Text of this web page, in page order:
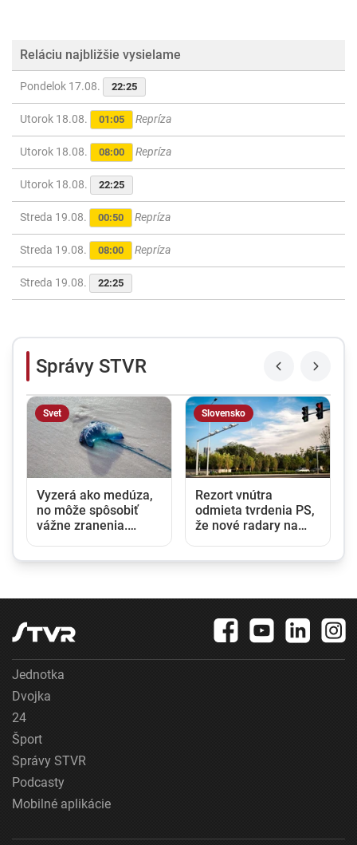
Reláciu najbližšie vysielame
Pondelok 17.08. 22:25
Utorok 18.08. 01:05 Repríza
Utorok 18.08. 08:00 Repríza
Utorok 18.08. 22:25
Streda 19.08. 00:50 Repríza
Streda 19.08. 08:00 Repríza
Streda 19.08. 22:25
Správy STVR
Svet
Vyzerá ako medúza,
no môže spôsobiť
vážne zranenia.
Slovensko
Rezort vnútra
odmieta tvrdenia PS,
že nové radary na
Jednotka
Dvojka
24
Šport
Správy STVR
Podcasty
Mobilné aplikácie